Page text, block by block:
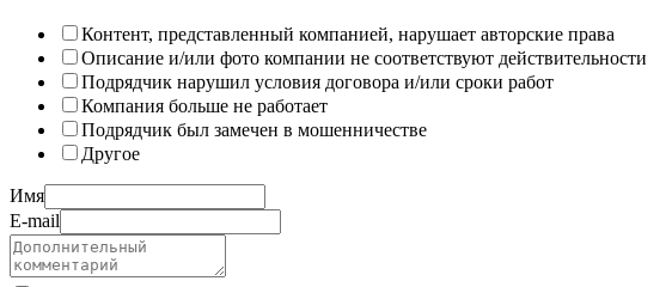
Контент, представленный компанией, нарушает авторские права
Описание и/или фото компании не соответствуют действительности
Подрядчик нарушил условия договора и/или сроки работ
Компания больше не работает
Подрядчик был замечен в мошенничестве
Другое
Имя
E-mail